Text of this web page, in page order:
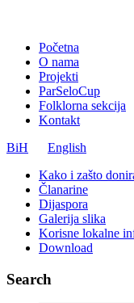
Početna
O nama
Projekti
ParSeloCup
Folklorna sekcija
Kontakt
BiH
English
Kako i zašto
Članarine
Dijaspora
Galerija slika
Korisne lokalne
Download
Search